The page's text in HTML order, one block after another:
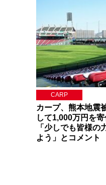
CARP
カープ、熊本地震
して1,000万円を
「少しでも皆様の
よう」とコメント